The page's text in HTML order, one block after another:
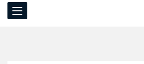
Toggle